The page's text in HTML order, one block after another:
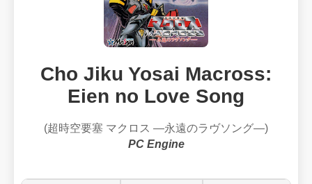
Cho Jiku Yosai Macross:
Eien no Love Song
(超時空要塞 マクロス ―永遠のラヴソング―)
PC Engine